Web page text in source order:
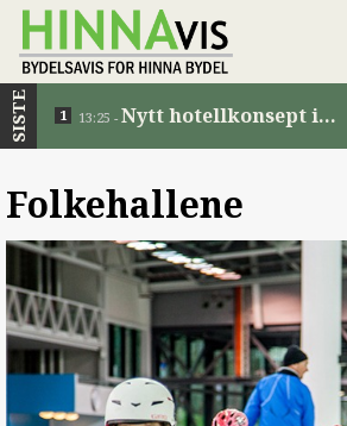
SISTE 13:25 - Nytt hotellkonsept i
Folkehallene